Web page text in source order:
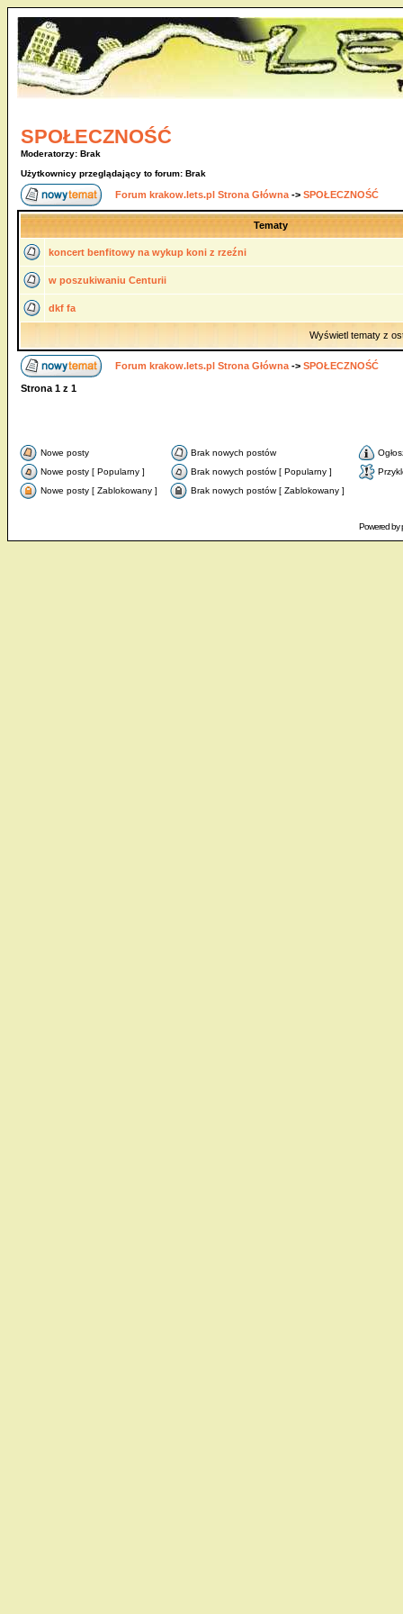
SPOŁECZNOŚĆ
Moderatorzy: Brak
Użytkownicy przeglądający to forum: Brak
Forum krakow.lets.pl Strona Główna -> SPOŁECZNOŚĆ
Tematy
koncert benfitowy na wykup koni z rzeźni
w poszukiwaniu Centurii
dkf fa
Wyświetl tematy z
Forum krakow.lets.pl Strona Główna -> SPOŁECZNOŚĆ
Strona 1 z 1
Nowe posty Brak nowych postów
Nowe posty [ Popularny ]
Brak nowych postów [ Popularny ]
Nowe posty [ Zablokowany ]
Brak nowych postów [ Zablokowany ]
Powered by